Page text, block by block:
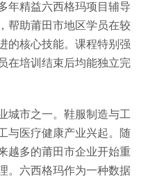
年精益六西格玛项目辅导
帮助莆田市地区学员在较
的核心技能。课程特别强
在培训结束后均能独立完
城市之一。鞋服制造与工
与医疗健康产业兴起。随
越多的莆田市企业开始重
。六西格玛作为一种数据